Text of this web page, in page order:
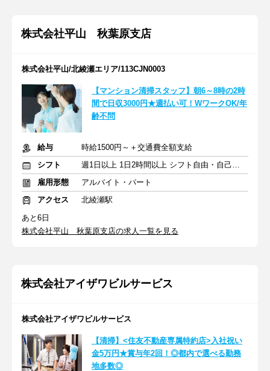
株式会社平山 秋葉原支店
株式会社平山/北綾瀬エリア/113CJN0003
【マンション清掃スタッフ】朝6～8時の2時
間で日収3000円★週払い可！WワークOK/年
齢不問
給与
時給1500円～＋交通費全額支給
シフト
週1日以上 1日2時間以上 シフト自由・自己申告
雇用形態
アルバイト・パート
アクセス
北綾瀬駅
あと6日
株式会社平山 秋葉原支店の求人一覧を見る
株式会社アイザワビルサービス
株式会社アイザワビルサービス
【清掃】<住友不動産専属特約店>入社祝い
金5万円★賞与年2回！◎都内で選べる勤務
地多数◎